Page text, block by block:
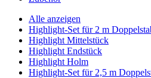
Alle anzeigen
Highlight-Set für 2 m
Highlight Mittelstück
Highlight Endstück
Highlight Holm
Highlight-Set für 2,5 m